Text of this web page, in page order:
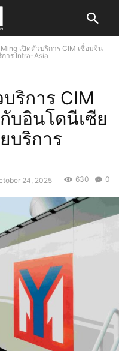
เปิดตัวบริการ CIM เชื่อมจีน
าร Intra-Asia
ริการ CIM
บอินโดนีเซีย
บริการ
24, 2025 0
630